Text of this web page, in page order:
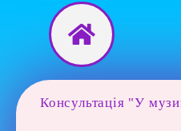
Перейти
вмісту
Консультація "У